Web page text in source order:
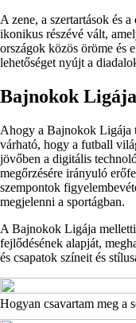
A zene, a szertartások és
ikonikus részévé vált,
országok közös öröme és
lehetőséget nyújt a
Bajnokok
Ahogy a Bajnokok Ligája
várható, hogy a futball
jövőben a digitális
megőrzésére irányuló
szempontok
megjelenni a sportágban.
A Bajnokok Ligája
fejlődésének alapját,
és csapatok színeit és
Hogyan csavartam meg a